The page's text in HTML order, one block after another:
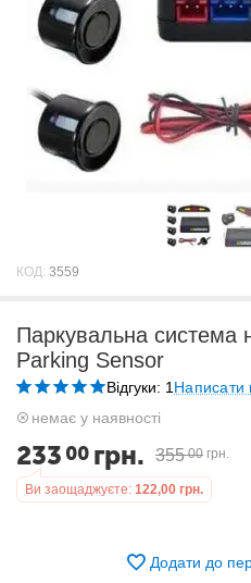
КОД: 3559
Паркувальна система
Parking Sensor
Відгуки: 1 Написати
немає у наявності
233 00 грн. 355 00 грн.
Ви заощаджуєте: 122,00 грн.
Додати до